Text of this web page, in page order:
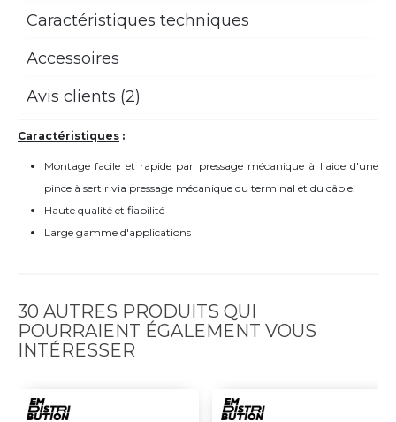
Caractéristiques techniques
Accessoires
Avis clients (2)
Caractéristiques :
Montage facile et rapide par pressage mécanique à l'aide d'une
pince à sertir via pressage mécanique du terminal et du câble.
Haute qualité et fiabilité
Large gamme d'applications
30 AUTRES PRODUITS QUI
POURRAIENT ÉGALEMENT VOUS
INTÉRESSER